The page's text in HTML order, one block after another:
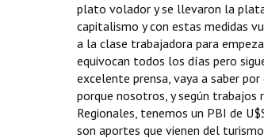
plato volador y se llevaron la
capitalismo y con estas medidas
a la clase trabajadora para
equivocan todos los días pero
excelente prensa, vaya a saber
porque nosotros, y según trabajos
Regionales, tenemos un PBI de
son aportes que vienen del